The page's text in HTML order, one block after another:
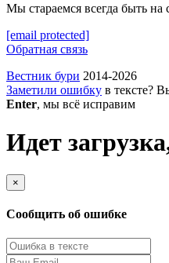
Мы стараемся всегда быть
[email protected]
Обратная связь
Вестник бури 2014-2026
Заметили ошибку в тексте?
Enter, мы всё исправим
Идет
×
Сообщить об ошибке